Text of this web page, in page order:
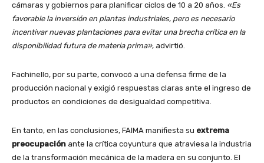
cámaras y gobiernos para planificar ciclos de 10 a 20 años. «Es
favorable la inversión en plantas industriales, pero es necesario
incentivar nuevas plantaciones para evitar una brecha crítica en la
disponibilidad futura de materia prima», advirtió.
Fachinello, por su parte, convocó a una defensa firme de la
producción nacional y exigió respuestas claras ante el ingreso de
productos en condiciones de desigualdad competitiva.
En tanto, en las conclusiones, FAIMA manifiesta su extrema
preocupación ante la crítica coyuntura que atraviesa la industria
de la transformación mecánica de la madera en su conjunto. El